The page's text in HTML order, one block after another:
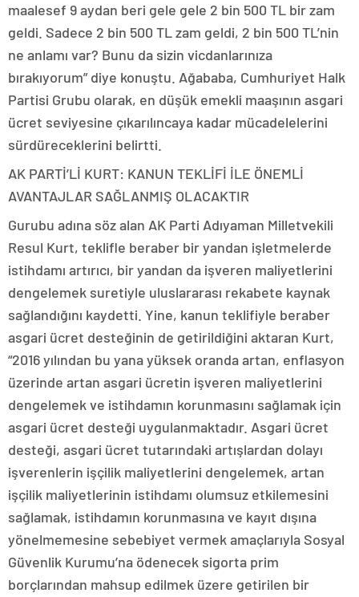
maalesef 9 aydan beri gele gele 2 bin 500 TL bir zam
geldi. Sadece 2 bin 500 TL zam geldi, 2 bin 500 TL’nin
ne anlamı var? Bunu da sizin vicdanlarınıza
bırakıyorum” diye konuştu. Ağababa, Cumhuriyet Halk
Partisi Grubu olarak, en düşük emekli maaşının asgari
ücret seviyesine çıkarılıncaya kadar mücadelelerini
sürdüreceklerini belirtti.
AK PARTİ’Lİ KURT: KANUN TEKLİFİ İLE ÖNEMLİ
AVANTAJLAR SAĞLANMIŞ OLACAKTIR
Gurubu adına söz alan AK Parti Adıyaman Milletvekili
Resul Kurt, teklifle beraber bir yandan işletmelerde
istihdamı artırıcı, bir yandan da işveren maliyetlerini
dengelemek suretiyle uluslararası rekabete kaynak
sağlandığını kaydetti. Yine, kanun teklifiyle beraber
asgari ücret desteğinin de getirildiğini aktaran Kurt,
“2016 yılından bu yana yüksek oranda artan, enflasyon
üzerinde artan asgari ücretin işveren maliyetlerini
dengelemek ve istihdamın korunmasını sağlamak için
asgari ücret desteği uygulanmaktadır. Asgari ücret
desteği, asgari ücret tutarındaki artışlardan dolayı
işverenlerin işçilik maliyetlerini dengelemek, artan
işçilik maliyetlerinin istihdamı olumsuz etkilemesini
sağlamak, istihdamın korunmasına ve kayıt dışına
yönelmemesine sebebiyet vermek amaçlarıyla Sosyal
Güvenlik Kurumu’na ödenecek sigorta prim
borçlarından mahsup edilmek üzere getirilen bir